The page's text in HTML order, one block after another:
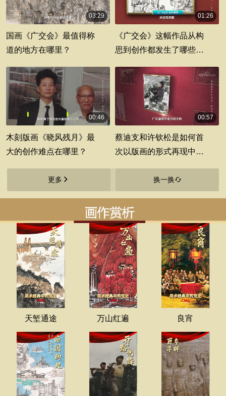
03:29
国画《广交会》最值得称
道的地方在哪里？
01:26
《广交会》这幅作品从构
思到创作都发生了哪些故
00:46
木刻版画《晓风残月》最
大的创作难点在哪里？
00:57
蔡迪支和许钦松是如何首
次以版画的形式再现中国
更多 换一换
天堑通途 万山红遍 良宵